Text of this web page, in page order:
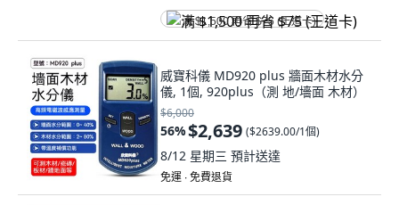
满 $1,500 再省 $75 (王道卡)
威寶科儀 MD920 plus 牆面木材水分
儀, 1個, 920plus（測 地/墻面 木材）
$6,000
56%$2,639 ($2639.00/1個)
8/12 星期三 預計送達
免運 ∙ 免費退貨